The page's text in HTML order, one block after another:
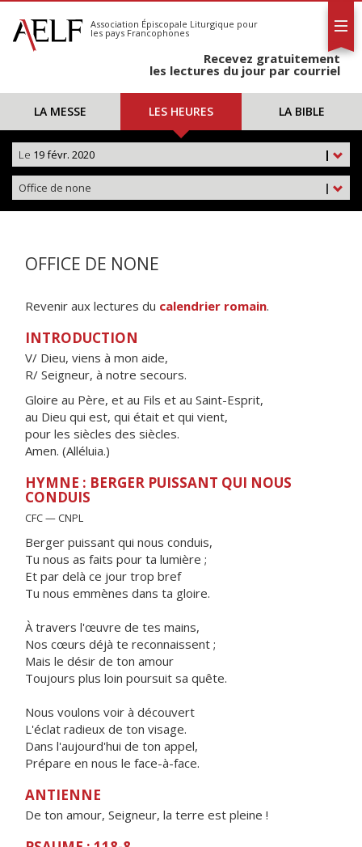
S'abonner
Calendrier
Association Épiscopale Liturgique pour
les pays Francophones
Recevez gratuitement
les lectures du jour par courriel
LA MESSE LES HEURES LA BIBLE
|
Le 19 févr. 2020
|
Office de none
OFFICE DE NONE
Revenir aux lectures du calendrier romain.
INTRODUCTION
V/ Dieu, viens à mon aide,
R/ Seigneur, à notre secours.
Gloire au Père, et au Fils et au Saint-Esprit,
au Dieu qui est, qui était et qui vient,
pour les siècles des siècles.
Amen. (Alléluia.)
HYMNE : BERGER PUISSANT QUI NOUS
CONDUIS
CFC — CNPL
Berger puissant qui nous conduis,
Tu nous as faits pour ta lumière ;
Et par delà ce jour trop bref
Tu nous emmènes dans ta gloire.
À travers l'œuvre de tes mains,
Nos cœurs déjà te reconnaissent ;
Mais le désir de ton amour
Toujours plus loin poursuit sa quête.
Nous voulons voir à découvert
L'éclat radieux de ton visage.
Dans l'aujourd'hui de ton appel,
Prépare en nous le face-à-face.
ANTIENNE
De ton amour, Seigneur, la terre est pleine !